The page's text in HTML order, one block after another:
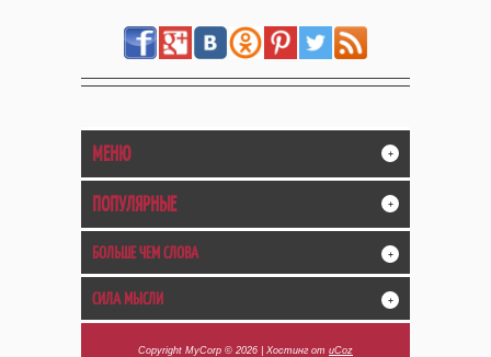
МЕНЮ +
ПОПУЛЯРНЫЕ +
БОЛЬШЕ ЧЕМ СЛОВА +
СИЛА МЫСЛИ +
Copyright MyCorp © 2026 Хостинг от uCoz